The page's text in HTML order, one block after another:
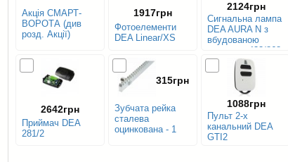
Акція СМАРТ-
ВОРОТА (див
розд. Акції)
Фотоелементи
DEA Linear/XS
1917грн
Сигнальна лампа
DEA AURA N з
вбудованою
антеною, 433/868
MHz
2124грн
Приймач DEA
281/2
2642грн
Зубчата рейка
сталева
оцинкована - 1
315грн
Пульт 2-х
канальний DEA
GTI2
1088грн